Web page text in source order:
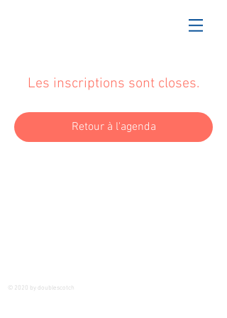
Les inscriptions sont closes.
Retour à l'agenda
© 2020 by doublescotch